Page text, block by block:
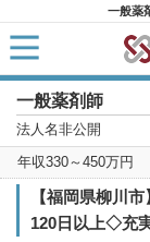
一般薬
一般薬剤師
法人名非公開
年収330～450万円
【福岡県柳川
120日以上◇充
HOME
求人検索
新着求人
求人ランキング
キャリアアドバ
コラム
転職支援サービ